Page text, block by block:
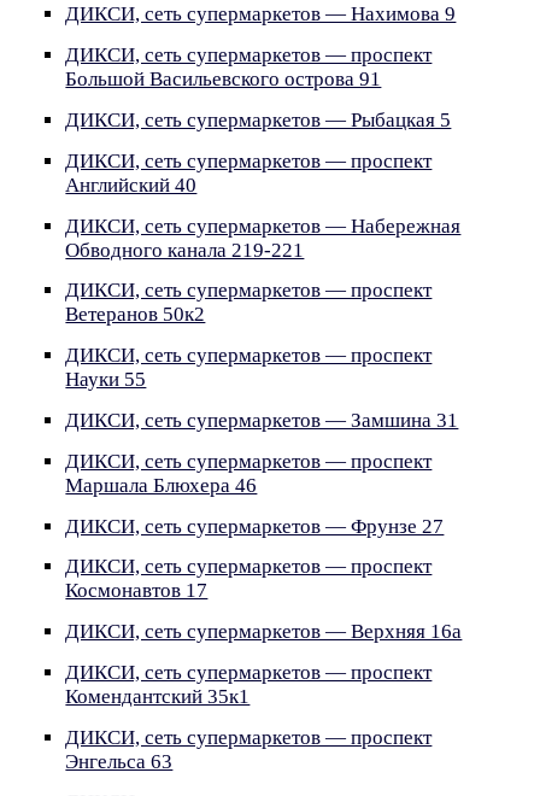
ДИКСИ, сеть супермаркетов — Нахимова 9
ДИКСИ, сеть супермаркетов — проспект
Большой Васильевского острова 91
ДИКСИ, сеть супермаркетов — Рыбацкая 5
ДИКСИ, сеть супермаркетов — проспект
Английский 40
ДИКСИ, сеть супермаркетов — Набережная
Обводного канала 219-221
ДИКСИ, сеть супермаркетов — проспект
Ветеранов 50к2
ДИКСИ, сеть супермаркетов — проспект
Науки 55
ДИКСИ, сеть супермаркетов — Замшина 31
ДИКСИ, сеть супермаркетов — проспект
Маршала Блюхера 46
ДИКСИ, сеть супермаркетов — Фрунзе 27
ДИКСИ, сеть супермаркетов — проспект
Космонавтов 17
ДИКСИ, сеть супермаркетов — Верхняя 16а
ДИКСИ, сеть супермаркетов — проспект
Комендантский 35к1
ДИКСИ, сеть супермаркетов — проспект
Энгельса 63